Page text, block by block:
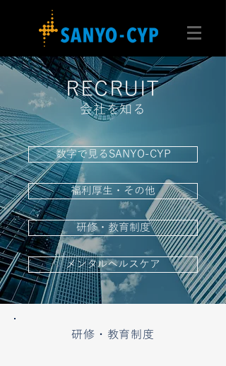
RECRUIT
会社を知る
数字で見るSANYO-CYP
福利厚生・その他
研修・教育制度
メンタルヘルスケア
研修・教育制度